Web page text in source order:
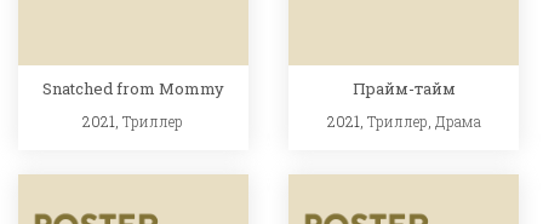
Snatched from Mommy
2021,Триллер
Прайм-тайм
2021, Триллер Драма